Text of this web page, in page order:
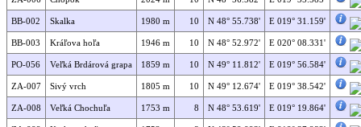
BB-002 Skalka 1980 m 10 N 48° 55.738' E 019° 31.159'
BB-003 Kráľova hoľa 1946 m 10 N 48° 52.972' E 020° 08.331'
PO-056 Veľká Brdárová grapa 1859 m 10 N 49° 11.812' E 019° 56.584'
ZA-007 Sivý vrch 1805 m 10 N 49° 12.674' E 019° 38.542'
ZA-008 Veľká Chochuľa 1753 m 8 N 48° 53.619' E 019° 19.864'